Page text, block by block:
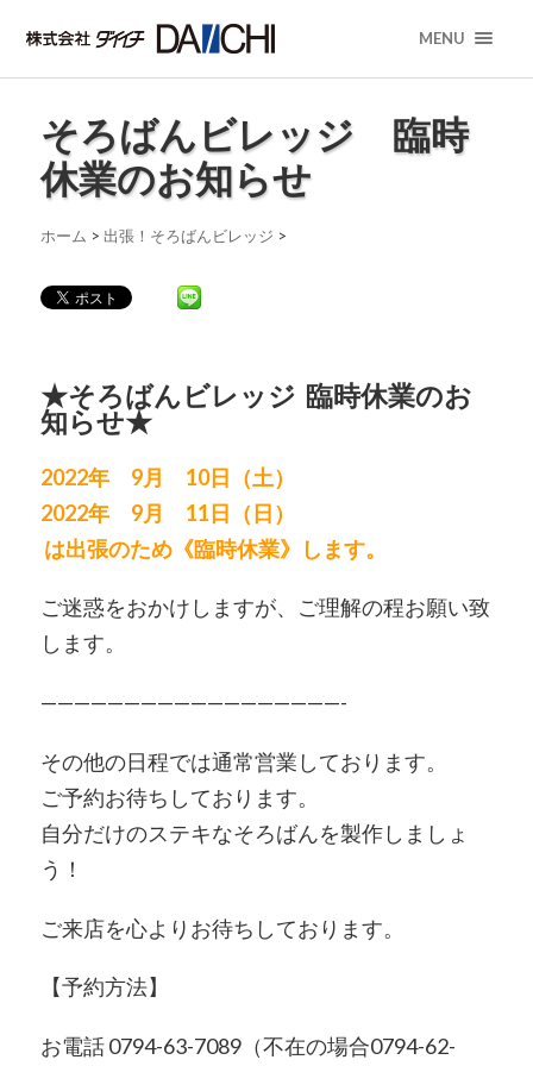
MENU
そろばんビレッジ 臨時
休業のお知らせ
ホーム > 出張！そろばんビレッジ >
★そろばんビレッジ 臨時休業のお
知らせ★
2022年 9月 10日（土）
2022年 9月 11日（日）
は出張のため《臨時休業》 します。
ご迷惑をおかけしますが、ご理解の程お願い致
します。
——————————————————-
その他の日程では通常営業しております。
ご予約お待ちしております。
自分だけのステキなそろばんを製作しましょ
う！
ご来店を心よりお待ちしております。
【予約方法】
お電話 0794-63-7089（不在の場合0794-62-